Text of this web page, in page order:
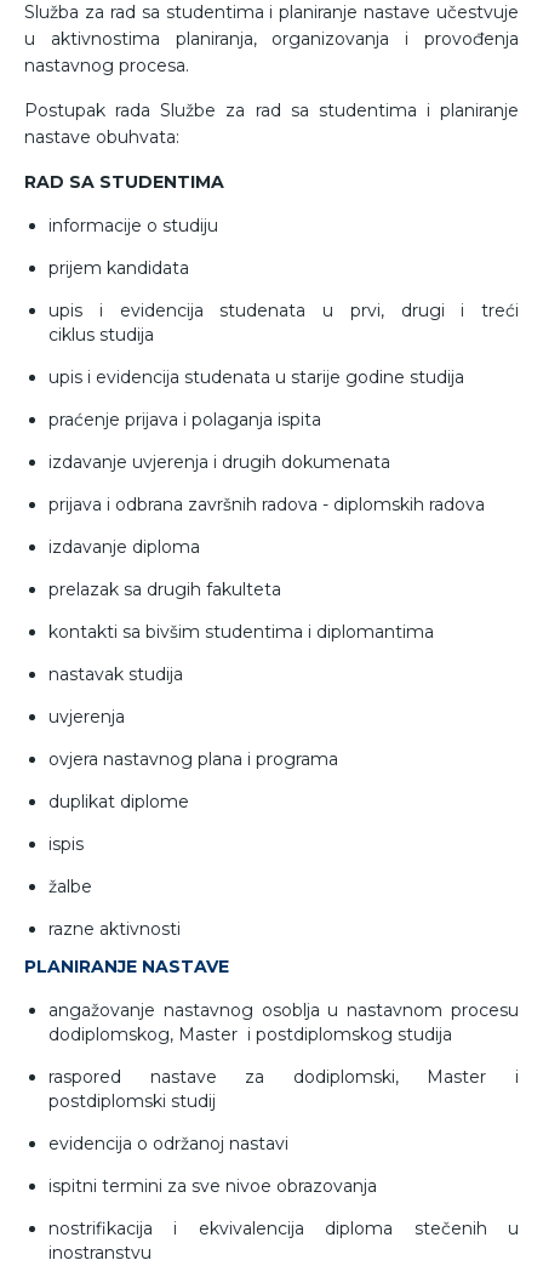
Služba za rad sa studentima i planiranje nastave učestvuje
u aktivnostima planiranja, organizovanja i provođenja
nastavnog procesa.
Postupak rada Službe za rad sa studentima i planiranje
nastave obuhvata:
RAD SA STUDENTIMA
informacije o studiju
prijem kandidata
upis i evidencija studenata u prvi, drugi i treći
ciklus studija
upis i evidencija studenata u starije godine studija
praćenje prijava i polaganja ispita
izdavanje uvjerenja i drugih dokumenata
prijava i odbrana završnih radova - diplomskih radova
izdavanje diploma
prelazak sa drugih fakulteta
kontakti sa bivšim studentima i diplomantima
nastavak studija
uvjerenja
ovjera nastavnog plana i programa
duplikat diplome
ispis
žalbe
razne aktivnosti
PLANIRANJE NASTAVE
angažovanje nastavnog osoblja u nastavnom procesu
dodiplomskog, Master i postdiplomskog studija
raspored nastave za dodiplomski, Master i
postdiplomski studij
evidencija o održanoj nastavi
ispitni termini za sve nivoe obrazovanja
nostrifikacija i ekvivalencija diploma stečenih u
inostranstvu